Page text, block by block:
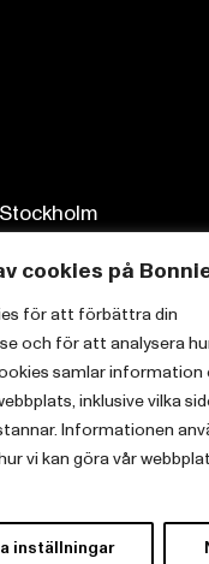
cookies på
för att förbättra din
och för att analysera
samlar
inklusive vilka
Informationen
vi kan göra vår
inställningar
Stockholm
Om Bonnierförlagen
Cookies
Integritetspolicy